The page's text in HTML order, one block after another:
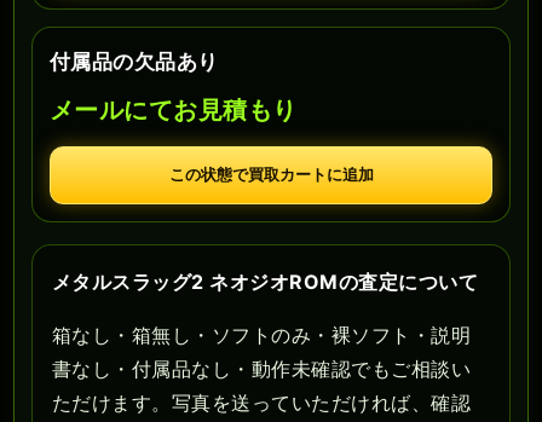
付属品の欠品あり
メールにてお見積もり
この状態で買取カートに追加
メタルスラッグ2 ネオジオROMの査定について
箱なし・箱無し・ソフトのみ・裸ソフト・説明
書なし・付属品なし・動作未確認でもご相談い
ただけます。写真を送っていただければ、確認